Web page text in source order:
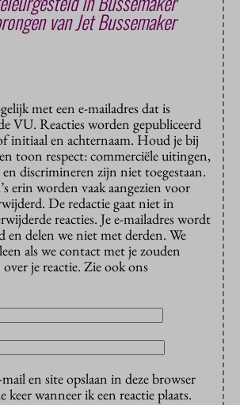
van Jet Bussemaker
met een e-mailadres dat is
VU. Reacties worden gepubliceerd
initiaal en achternaam. Houd je bij
toon respect: commerciële uitingen,
en discrimineren zijn niet toegestaan.
erin worden vaak aangezien voor
De redactie gaat niet in
reacties. Je e-mailadres wordt
en delen we niet met derden. We
als we contact met je zouden
je reactie. Zie ook ons
en site opslaan in deze browser
keer wanneer ik een reactie plaats.